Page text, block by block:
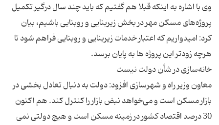
وی با اشاره به اینکه قبلا هم گفتیم که باید چند سال درگیر تکمیل
پروژه‌های مسکن مهر در بخش زیربنایی و روبنایی باشیم، بیان
کرد: امیدواریم که اعتبار خدمات زیربنایی و روبنایی فراهم شود تا
معاون وزیر راه و شهرسازی افزود: دولت به دنبال تعادل بخشی در
بازار مسکن است و می‌خواهد نبض بازار را کنترل کند. هم اکنون
30 درصد اقتصاد کشور در زمینه مسکن است و هیچ دولتی نمی